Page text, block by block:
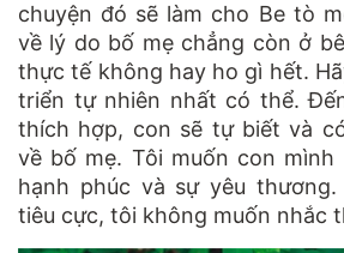
chuyện đó sẽ làm cho Be tò
về lý do bố mẹ chẳng còn ở
thực tế không hay ho gì hết.
triển tự nhiên nhất có thể.
thích hợp, con sẽ tự biết và
về bố mẹ. Tôi muốn con
hạnh phúc và sự yêu
tiêu cực, tôi không muốn nhắc